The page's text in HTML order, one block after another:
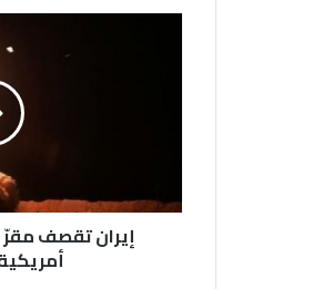
إيران تقصف